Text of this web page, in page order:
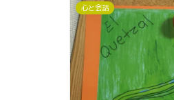
心と会話